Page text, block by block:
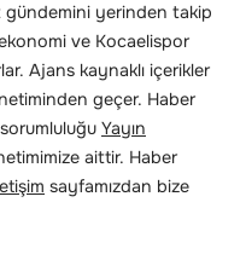
gündemini yerinden takip
ve Kocaelispor
Ajans kaynaklı içerikler
geçer. Haber
Yayın
aittir. Haber
sayfamızdan bize